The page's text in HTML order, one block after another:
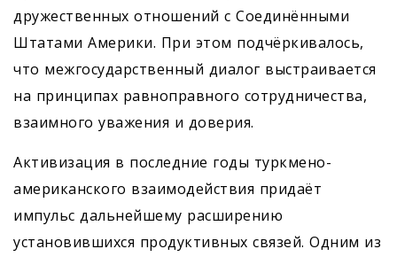
дружественных отношений с Соединёнными
Штатами Америки. При этом подчёркивалось,
что межгосударственный диалог выстраивается
на принципах равноправного сотрудничества,
взаимного уважения и доверия.
Активизация в последние годы туркмено-
американского взаимодействия придаёт
импульс дальнейшему расширению
установившихся продуктивных связей. Одним из